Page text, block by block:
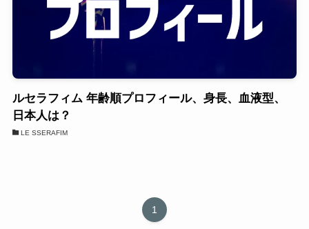
ルセラフィム 年齢順プロフィール、身長、血液型、
日本人は？
LE SSERAFIM
1